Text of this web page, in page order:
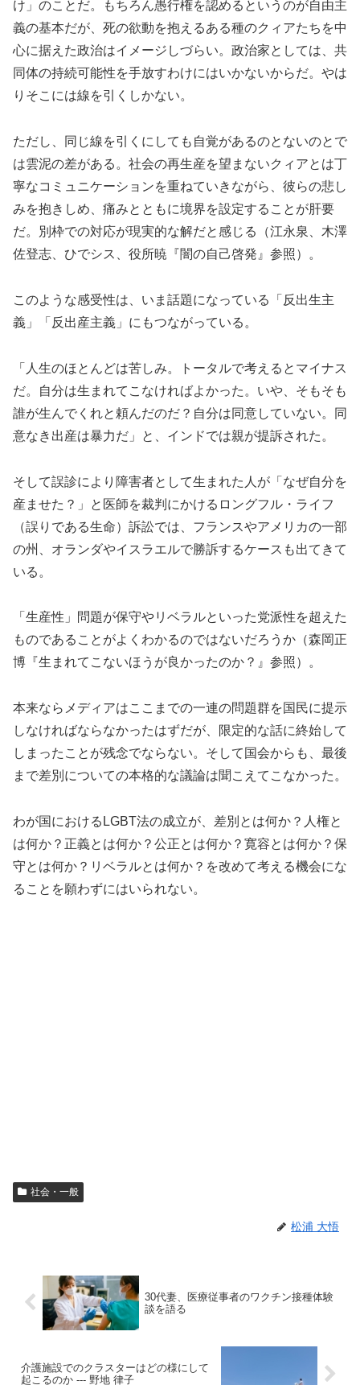
け」のことだ。もちろん愚行権を認めるというのが自由主
義の基本だが、死の欲動を抱えるある種のクィアたちを中
心に据えた政治はイメージしづらい。政治家としては、共
同体の持続可能性を手放すわけにはいかないからだ。やは
りそこには線を引くしかない。
ただし、同じ線を引くにしても自覚があるのとないのとで
は雲泥の差がある。社会の再生産を望まないクィアとは丁
寧なコミュニケーションを重ねていきながら、彼らの悲し
みを抱きしめ、痛みとともに境界を設定することが肝要
だ。別枠での対応が現実的な解だと感じる（江永泉、木澤
佐登志、ひでシス、役所暁『闇の自己啓発』参照）。
このような感受性は、いま話題になっている「反出生主
義」「反出産主義」にもつながっている。
「人生のほとんどは苦しみ。トータルで考えるとマイナス
だ。自分は生まれてこなければよかった。いや、そもそも
誰が生んでくれと頼んだのだ？自分は同意していない。同
意なき出産は暴力だ」と、インドでは親が提訴された。
そして誤診により障害者として生まれた人が「なぜ自分を
産ませた？」と医師を裁判にかけるロングフル・ライフ
（誤りである生命）訴訟では、フランスやアメリカの一部
の州、オランダやイスラエルで勝訴するケースも出てきて
いる。
「生産性」問題が保守やリベラルといった党派性を超えた
ものであることがよくわかるのではないだろうか（森岡正
博『生まれてこないほうが良かったのか？』参照）。
本来ならメディアはここまでの一連の問題群を国民に提示
しなければならなかったはずだが、限定的な話に終始して
しまったことが残念でならない。そして国会からも、最後
まで差別についての本格的な議論は聞こえてこなかった。
わが国におけるLGBT法の成立が、差別とは何か？人権と
は何か？正義とは何か？公正とは何か？寛容とは何か？保
守とは何か？リベラルとは何か？を改めて考える機会にな
ることを願わずにはいられない。
社会・一般
松浦 大悟
30代妻、医療従事者のワクチン接種体験
談を語る
介護施設でのクラスターはどの様にして
起こるのか --- 野地 律子